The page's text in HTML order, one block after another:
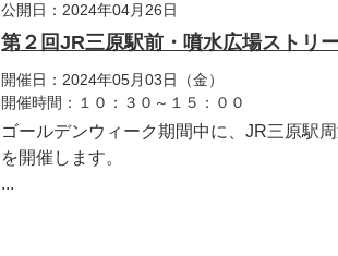
公開日：2024年04月26日
第２回JR三原駅前・噴水広場ストリ
開催日：2024年05月03日（金）
開催時間：１０：３０～１５：００
ゴールデンウィーク期間中に、JR三原駅
を開催します。
...